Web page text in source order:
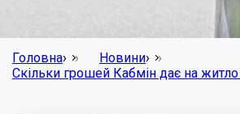
Головна› Новини›
Скільки грошей Кабмін дає на житло